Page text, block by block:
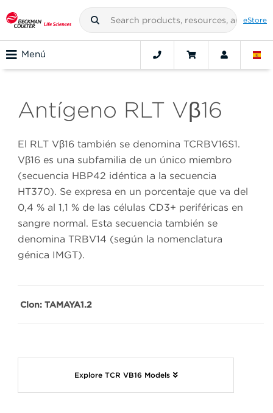
eStore
Menú
Antígeno RLT Vβ16
El RLT Vβ16 también se denomina TCRBV16S1.
Vβ16 es una subfamilia de un único miembro
(secuencia HBP42 idéntica a la secuencia
HT370). Se expresa en un porcentaje que va del
0,4 % al 1,1 % de las células CD3+ periféricas en
sangre normal. Esta secuencia también se
denomina TRBV14 (según la nomenclatura
génica IMGT).
Clon: TAMAYA1.2
Explore TCR VB16 Models